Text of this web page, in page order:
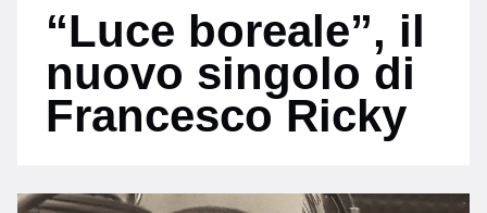
“Luce boreale”, il
nuovo singolo di
Francesco Ricky